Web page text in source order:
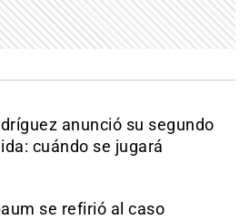
anunció su segundo
cuándo se jugará
se refirió al caso